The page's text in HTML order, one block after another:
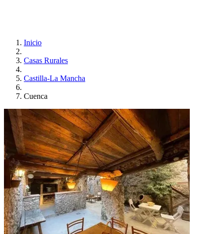
Inicio
Casas Rurales
Castilla-La Mancha
Cuenca